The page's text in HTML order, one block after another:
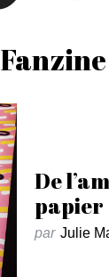
Fanzine
De
papier
par Julie